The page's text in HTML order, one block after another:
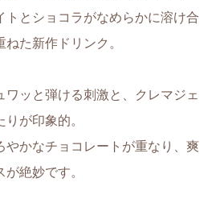
トとショコラがなめらかに溶け合
た新作ドリンク。
ワッと弾ける刺激と、クレマジェ
が印象的。
やかなチョコレートが重なり、爽
絶妙です。